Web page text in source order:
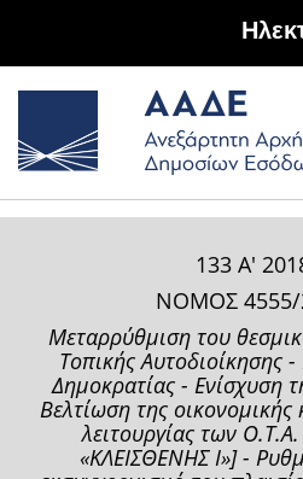
133 Α'
ΝΟΜΟΣ 4555/
Μεταρρύθμιση του
Τοπικής Αυτοδιοίκησης
Δημοκρατίας - Ενίσχυση
Βελτίωση της οικονομικής
λειτουργίας των
«ΚΛΕΙΣΘΕΝΗΣ Ι»] -